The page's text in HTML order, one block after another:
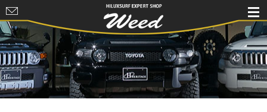
HILUXSURF
EXPERT
SHOP Weed